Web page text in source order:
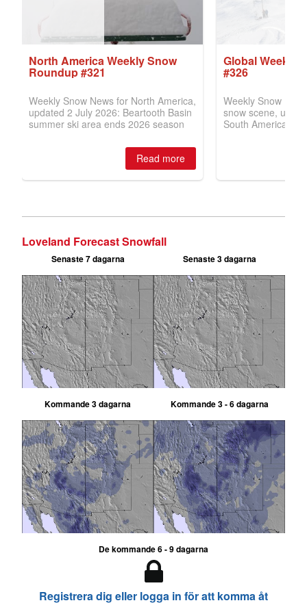
Loveland Forecast Snowfall
Senaste 7 dagarna Senaste 3 dagarna
Kommande 3 dagarna Kommande 3 - 6 dagarna
De kommande 6 - 9 dagarna
Registrera dig eller logga in för att komma åt